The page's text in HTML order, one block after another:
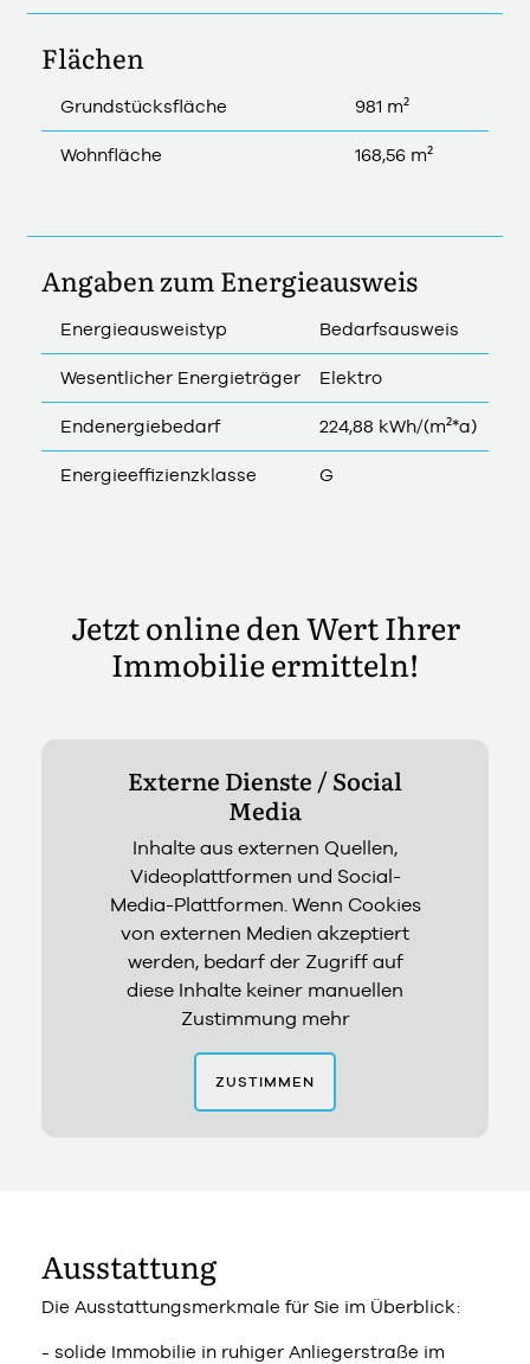
Flächen
Grundstücksfläche 981 m²
Wohnfläche 168,56 m²
Angaben zum Energieausweis
Energieausweistyp Bedarfsausweis
Wesentlicher Energieträger Elektro
Endenergiebedarf 224,88 kWh/(m²*a)
Energieeffizienzklasse G
Jetzt online den Wert Ihrer
Immobilie ermitteln!
Externe Dienste / Social
Media
Inhalte aus externen Quellen,
Videoplattformen und Social-
Media-Plattformen. Wenn Cookies
von externen Medien akzeptiert
werden, bedarf der Zugriff auf
diese Inhalte keiner manuellen
Zustimmung mehr
ZUSTIMMEN
Ausstattung
Die Ausstattungsmerkmale für Sie im Überblick:
- solide Immobilie in ruhiger Anliegerstraße im